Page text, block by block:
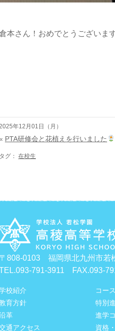
本さん！おめでとうございま
2025年12月01日（月）
PTA研修会と花植えを行いました
タグ： 在校生
〒808-0103 福岡県北九州市若
791-3911 FAX.093-
校紹介
育方針
革
通アクセス
コー
特別
進学
資格